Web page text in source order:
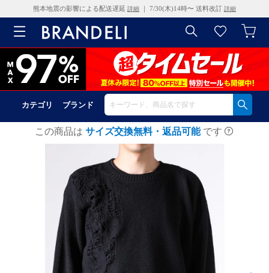
熊本地震の影響による配送遅延 詳細 ｜ 7/30(木)14時〜 送料改訂 詳細
カテゴリ ブランド
この商品は サイズ交換無料・返品可能 です